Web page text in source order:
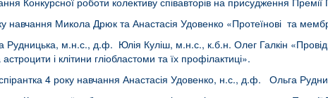
навчання Микола Дрюк та Анастасія Удовенко «Протеїнові та
м.н.с., д.ф. Юлія Куліш, м.н.с., к.б.н. Олег Галкін
і клітини гліобластоми та їх профілактиці».
4 року навчання Анастасія Удовенко, н.с., д.ф. Ольга